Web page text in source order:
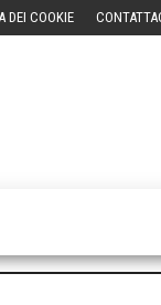
DEI COOKIE